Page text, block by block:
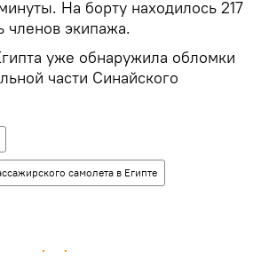
На борту находилось 217
членов экипажа.
уже обнаружила обломки
части Синайского
самолета в Египте